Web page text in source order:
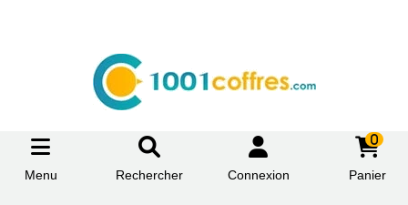
Menu Rechercher Connexion
0
Panier